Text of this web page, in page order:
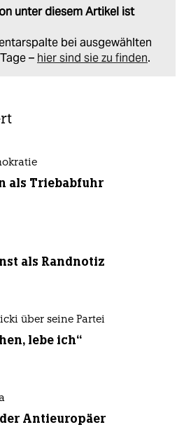
unter diesem Artikel ist
bei ausgewählten
– hier sind sie zu finden.
als Triebabfuhr
als Randnotiz
über seine Partei
lebe ich“
Antieuropäer